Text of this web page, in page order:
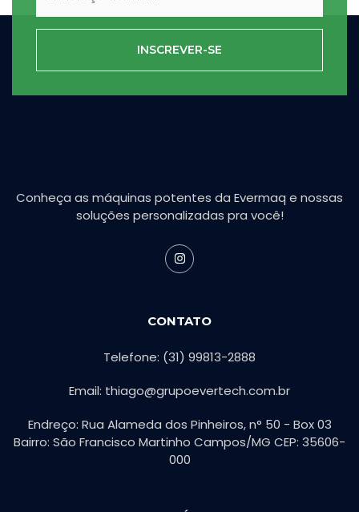
INSCREVER-SE
Conheça as máquinas potentes da Evermaq e nossas
soluções personalizadas pra você!
CONTATO
Telefone: (31) 99813-2888
Email: thiago@grupoevertech.com.br
Endreço: Rua Alameda dos Pinheiros, n° 50 - Box 03
Bairro: São Francisco Martinho Campos/MG CEP: 35606-
000